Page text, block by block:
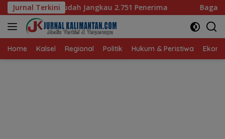
Langsung
ke
konten
Jurnal Terkini
2.751 Penerima Bagaimana KIP Hadapi
Home Kalsel Regional Politik Hukum & Peristiwa